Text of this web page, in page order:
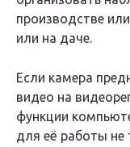
производстве
или на даче.
Если камера
видео на
функции
для её работы не